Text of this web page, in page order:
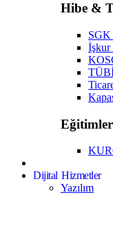
Hibe &
SGK
İşkur
Eğitimler
Dijital Hizmetler
Yazılım